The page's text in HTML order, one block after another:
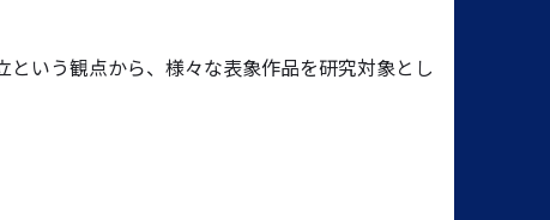
いう観点から、様々な表象作品を研究対象とし